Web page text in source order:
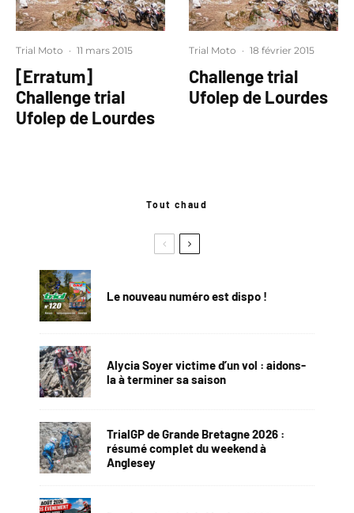
Trial Moto · 11 mars 2015
[Erratum]
Challenge trial
Ufolep de Lourdes
Trial Moto · 18 février 2015
Challenge trial
Ufolep de Lourdes
Tout chaud
Le nouveau numéro est dispo !
Alycia Soyer victime d’un vol : aidons-
la à terminer sa saison
TrialGP de Grande Bretagne 2026 :
résumé complet du weekend à
Anglesey